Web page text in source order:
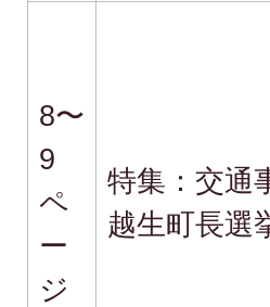
8〜
9
ペ
ー
ジ
特集：交通
越生町長選